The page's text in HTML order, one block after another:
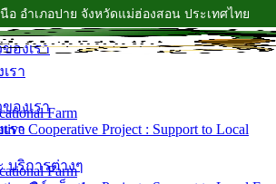
อ อำเภอปาย จังหวัดแม่ฮ่องสอน ประเทศไทย
ของเรา
รา
Farm
ของเรา
รา
Farm
Cooperative Project : Support to Local
ริการต่างๆ